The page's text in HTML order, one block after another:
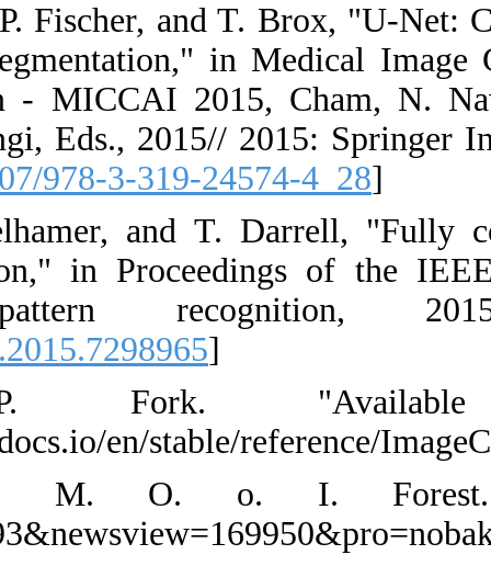
48. O.
Biomedical
Assisted
Wells, and A.
234-241. [
49. J. Long,
semantic
vision
50. P.
https://
51. R. a.